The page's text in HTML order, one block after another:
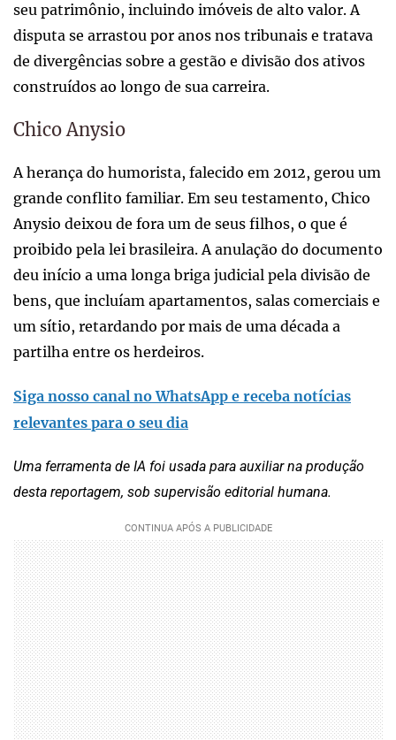
seu patrimônio, incluindo imóveis de alto valor. A
disputa se arrastou por anos nos tribunais e tratava
de divergências sobre a gestão e divisão dos ativos
construídos ao longo de sua carreira.
Chico Anysio
A herança do humorista, falecido em 2012, gerou um
grande conflito familiar. Em seu testamento, Chico
Anysio deixou de fora um de seus filhos, o que é
proibido pela lei brasileira. A anulação do documento
deu início a uma longa briga judicial pela divisão de
bens, que incluíam apartamentos, salas comerciais e
um sítio, retardando por mais de uma década a
partilha entre os herdeiros.
Siga nosso canal no WhatsApp e receba notícias
relevantes para o seu dia
Uma ferramenta de IA foi usada para auxiliar na produção
desta reportagem, sob supervisão editorial humana.